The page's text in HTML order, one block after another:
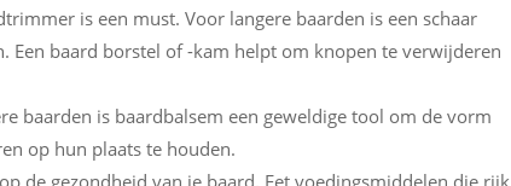
is een must. Voor langere baarden is een schaar
Een baard borstel of -kam helpt om knopen te verwijderen
baarden is baardbalsem een geweldige tool om de vorm
op hun plaats te houden.